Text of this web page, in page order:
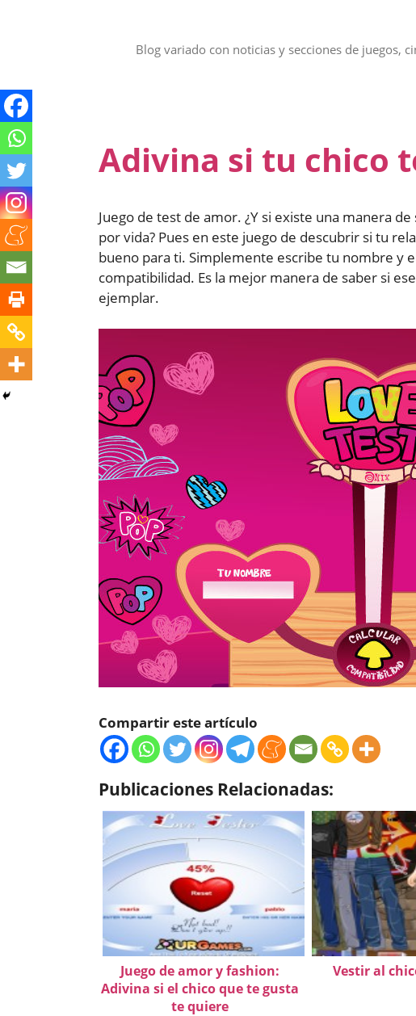
Blog variado con noticias y secciones de juegos,
Adivina si tu chico
Juego de test de amor. ¿Y si existe una manera
por vida? Pues en este juego de descubrir si tu
bueno para ti. Simplemente escribe tu nombre y
compatibilidad. Es la mejor manera de saber si
ejemplar.
Compartir este artículo
Publicaciones Relacionadas:
Juego de amor y fashion:
Adivina si el chico que te gusta
te quiere
Vestir al